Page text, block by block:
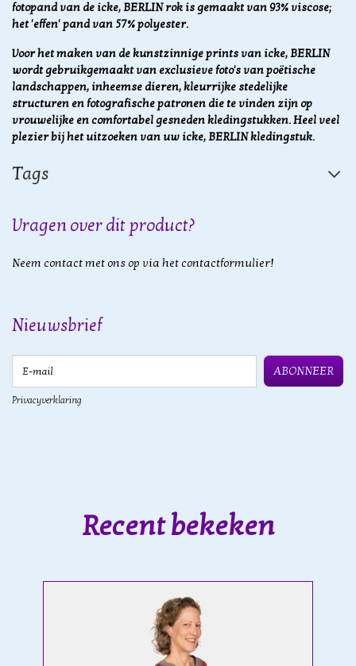
fotopand van de icke, BERLIN rok is gemaakt van 93% viscose;
het 'effen' pand van 57% polyester.
Voor het maken van de kunstzinnige prints van icke, BERLIN
wordt gebruikgemaakt van exclusieve foto's van poëtische
landschappen, inheemse dieren, kleurrijke stedelijke
structuren en fotografische patronen die te vinden zijn op
vrouwelijke en comfortabel gesneden kledingstukken. Heel veel
plezier bij het uitzoeken van uw icke, BERLIN kledingstuk.
Tags
Vragen over dit product?
Neem contact met ons op via het contactformulier!
Nieuwsbrief
ABONNEER
Privacyverklaring
Recent bekeken